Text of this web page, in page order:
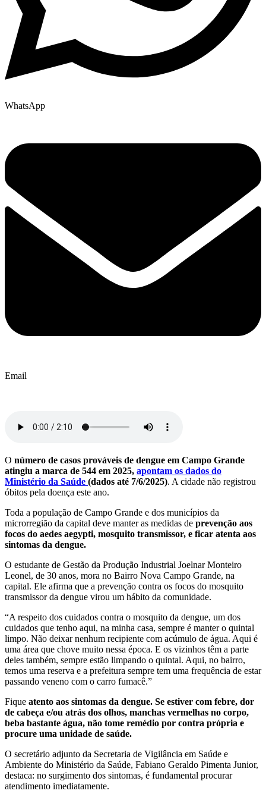
WhatsApp
Email
O número de casos prováveis de dengue em Campo Grande
atingiu a marca de 544 em 2025, apontam os dados do
Ministério da Saúde (dados até 7/6/2025). A cidade não registrou
óbitos pela doença este ano.
Toda a população de Campo Grande e dos municípios da
microrregião da capital deve manter as medidas de prevenção aos
focos do aedes aegypti, mosquito transmissor, e ficar atenta aos
sintomas da dengue.
O estudante de Gestão da Produção Industrial Joelnar Monteiro
Leonel, de 30 anos, mora no Bairro Nova Campo Grande, na
capital. Ele afirma que a prevenção contra os focos do mosquito
transmissor da dengue virou um hábito da comunidade.
“A respeito dos cuidados contra o mosquito da dengue, um dos
cuidados que tenho aqui, na minha casa, sempre é manter o quintal
limpo. Não deixar nenhum recipiente com acúmulo de água. Aqui é
uma área que chove muito nessa época. E os vizinhos têm a parte
deles também, sempre estão limpando o quintal. Aqui, no bairro,
temos uma reserva e a prefeitura sempre tem uma frequência de estar
passando veneno com o carro fumacê.”
Fique atento aos sintomas da dengue. Se estiver com febre, dor
de cabeça e/ou atrás dos olhos, manchas vermelhas no corpo,
beba bastante água, não tome remédio por contra própria e
procure uma unidade de saúde.
O secretário adjunto da Secretaria de Vigilância em Saúde e
Ambiente do Ministério da Saúde, Fabiano Geraldo Pimenta Junior,
destaca: no surgimento dos sintomas, é fundamental procurar
atendimento imediatamente.